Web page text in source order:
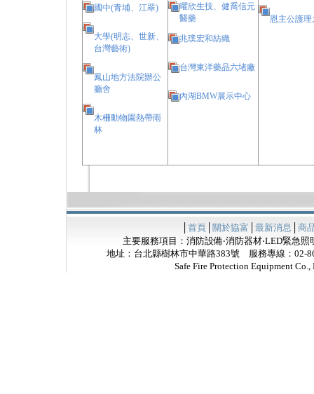
國中(青埔、江翠)
大學(明志、世新、
台灣藝術)
鳳山地方法院辦公
廳舍
木柵動物園熱帶雨
林
曜欣生技、健喬信元
醫藥
兆璞宏和紡織
台灣東洋藥品六堵廠
內湖BMW展示中心
恩主公護理
首頁│ 關於協富 最新消息
商
主要服務項目：消防設備‧消防器材‧LED緊急
地址：台北縣樹林市中華路383號 服務專線：
Safe Fire Protection Equipment